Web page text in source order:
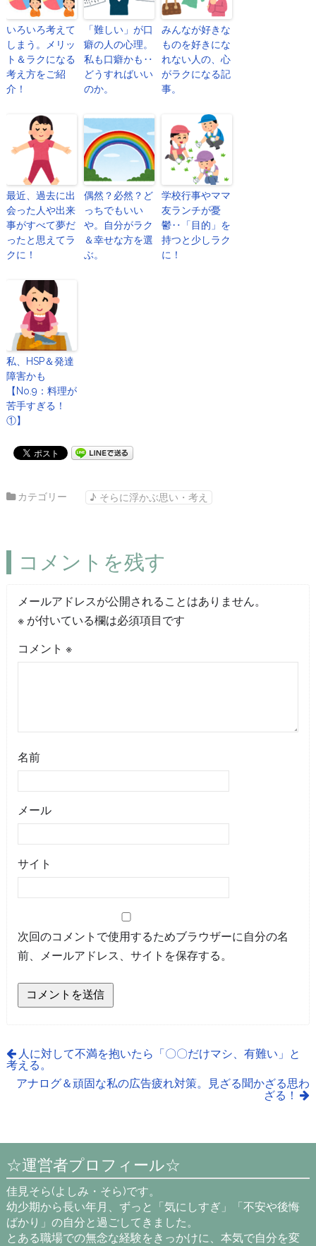
いろいろ考えて
しまう。メリッ
ト＆ラクになる
考え方をご紹
介！
「難しい」が口
癖の人の心理。
私も口癖かも‥
どうすればいい
のか。
みんなが好きな
ものを好きにな
れない人の、心
がラクになる記
事。
最近、過去に出
会った人や出来
事がすべて夢だ
ったと思えてラ
クに！
偶然？必然？ど
っちでもいい
や。自分がラク
＆幸せな方を選
ぶ。
学校行事やママ
友ランチが憂
鬱‥「目的」を
持つと少しラク
に！
私、HSP＆発達
障害かも
【No.9：料理が
苦手すぎる！
①】
カテゴリー ♪ そらに浮かぶ思い・考え
コメントを残す
メールアドレスが公開されることはありません。
※が付いている欄は必須項目です
コメント ※
名前
メール
サイト
次回のコメントで使用するためブラウザーに自分の名
前、メールアドレス、サイトを保存する。
人に対して不満を抱いたら「〇〇だけマシ、有難い」と
考える。
アナログ＆頑固な私の広告疲れ対策。見ざる聞かざる思わ
ざる！
☆運営者プロフィール☆
佳見そら(よしみ・そら)です。
幼少期から長い年月、ずっと「気にしすぎ」「不安や後悔
ばかり」の自分と過ごしてきました。
とある職場での無念な経験をきっかけに、本気で自分を変